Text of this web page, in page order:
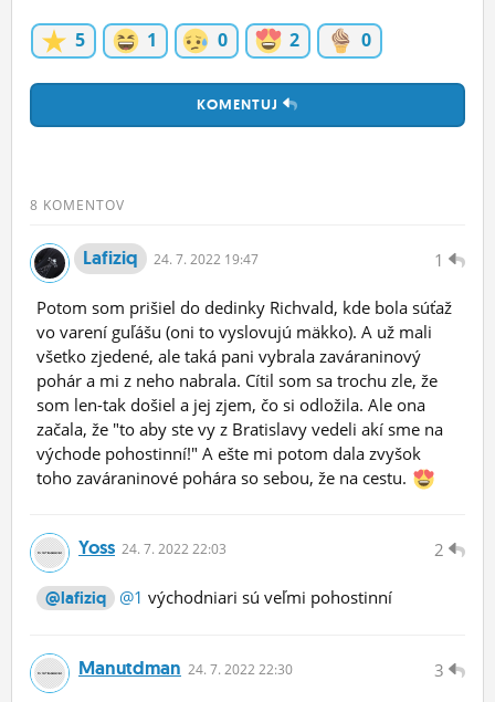
5 1 0 2 0
KOMENTUJ
8 KOMENTOV
1
Lafiziq 24. 7. 2022 19:47
Potom som prišiel do dedinky Richvald, kde bola súťaž
vo varení guľášu (oni to vyslovujú mäkko). A už mali
všetko zjedené, ale taká pani vybrala zaváraninový
pohár a mi z neho nabrala. Cítil som sa trochu zle, že
som len-tak došiel a jej zjem, čo si odložila. Ale ona
začala, že "to aby ste vy z Bratislavy vedeli akí sme na
východe pohostinní!" A ešte mi potom dala zvyšok
toho zaváraninové pohára so sebou, že na cestu.
2
Yoss 24. 7. 2022 22:03
@lafiziq @1 východniari sú veľmi pohostinní
3
Manutdman 24. 7. 2022 22:30